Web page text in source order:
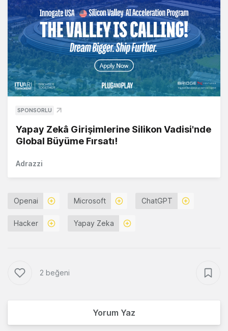
SPONSORLU
Yapay Zekâ Girişimlerine Silikon Vadisi'nde
Global Büyüme Fırsatı!
Adrazzi
Openai Microsoft ChatGPT
Hacker Yapay Zeka
2 beğeni
Yorum Yaz